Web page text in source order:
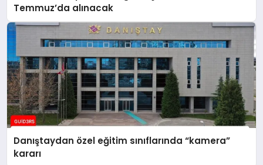
Temmuz’da alınacak
Danıştaydan özel eğitim sınıflarında “kamera”
kararı